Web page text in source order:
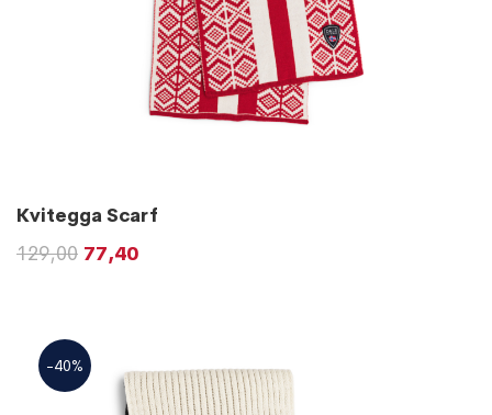
Kvitegga Scarf
129,00 77,40
-40%